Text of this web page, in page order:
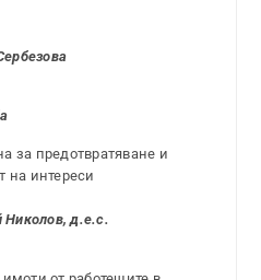
за предотвратяване и
на интереси
Николов, д.е.с.